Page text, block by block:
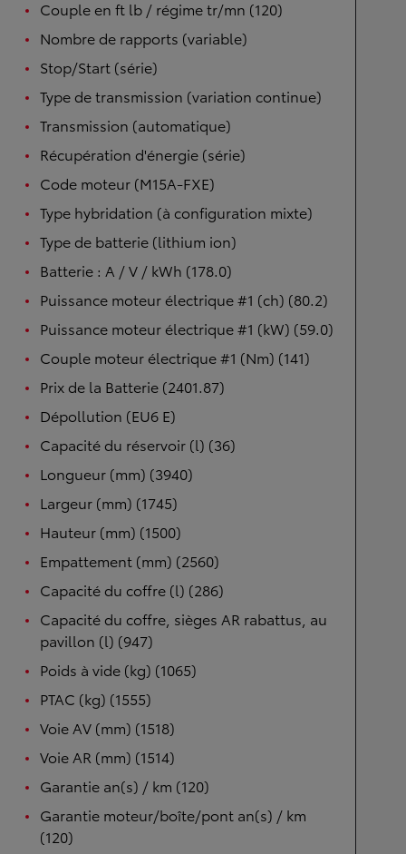
Couple en ft lb / régime tr/mn (120)
Nombre de rapports (variable)
Stop/Start (série)
Type de transmission (variation continue)
Transmission (automatique)
Récupération d'énergie (série)
Code moteur (M15A-FXE)
Type hybridation (à configuration mixte)
Type de batterie (lithium ion)
Batterie : A / V / kWh (178.0)
Puissance moteur électrique #1 (ch) (80.2)
Puissance moteur électrique #1 (kW) (59.0)
Couple moteur électrique #1 (Nm) (141)
Prix de la Batterie (2401.87)
Dépollution (EU6 E)
Capacité du réservoir (l) (36)
Longueur (mm) (3940)
Largeur (mm) (1745)
Hauteur (mm) (1500)
Empattement (mm) (2560)
Capacité du coffre (l) (286)
Capacité du coffre, sièges AR rabattus, au
pavillon (l) (947)
Poids à vide (kg) (1065)
PTAC (kg) (1555)
Voie AV (mm) (1518)
Voie AR (mm) (1514)
Garantie an(s) / km (120)
Garantie moteur/boîte/pont an(s) / km
(120)